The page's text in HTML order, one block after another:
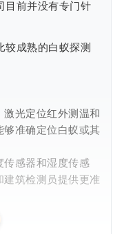
目前并没有专门针
较成熟的白蚁探测
光定位红外测温和
准确定位白蚁或其
感器和湿度传感
筑检测员提供更准